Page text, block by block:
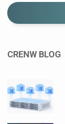
CRENW BLOG